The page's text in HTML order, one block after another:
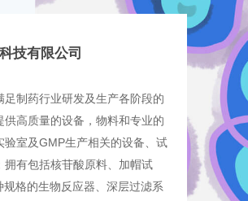
技有限公司
足制药行业研发及生产各阶段的
供高质量的设备，物料和专业的
验室及GMP生产相关的设备、试
拥有包括核苷酸原料、加帽试
格的生物反应器、深层过滤系